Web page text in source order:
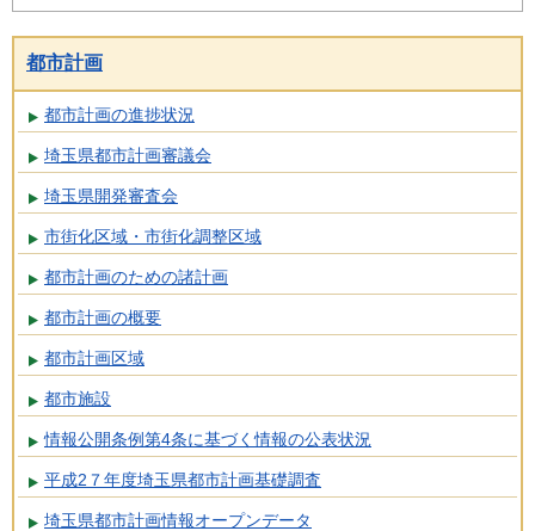
都市計画
都市計画の進捗状況
埼玉県都市計画審議会
埼玉県開発審査会
市街化区域・市街化調整区域
都市計画のための諸計画
都市計画の概要
都市計画区域
都市施設
情報公開条例第4条に基づく情報の公表状況
平成2７年度埼玉県都市計画基礎調査
埼玉県都市計画情報オープンデータ